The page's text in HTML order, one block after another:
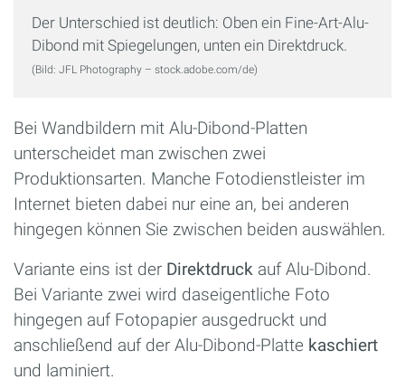
Der Unterschied ist deutlich: Oben ein Fine-Art-Alu-
Dibond mit Spiegelungen, unten ein Direktdruck.
(Bild: JFL Photography – stock.adobe.com/de)
Bei Wandbildern mit Alu-Dibond-Platten
unterscheidet man zwischen zwei
Produktionsarten. Manche Fotodienstleister im
Internet bieten dabei nur eine an, bei anderen
hingegen können Sie zwischen beiden auswählen.
Variante eins ist der Direktdruck auf Alu-Dibond.
Bei Variante zwei wird daseigentliche Foto
hingegen auf Fotopapier ausgedruckt und
anschließend auf der Alu-Dibond-Platte kaschiert
und laminiert.